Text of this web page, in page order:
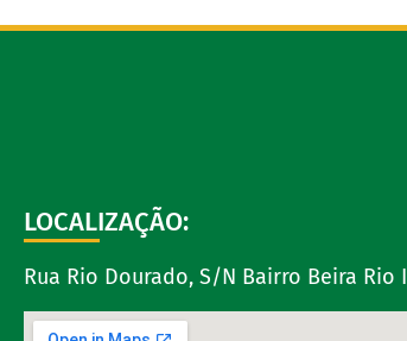
LOCALIZAÇÃO:
Rua Rio Dourado, S/N Bairro Beira Rio I